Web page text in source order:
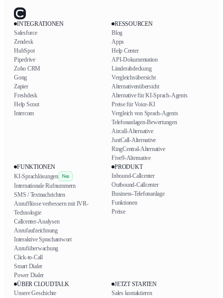
INTEGRATIONEN
Salesforce
Zendesk
HubSpot
Pipedrive
Zoho CRM
Gong
Zapier
Freshdesk
Help Scout
Intercom
RESSOURCEN
Blog
Apps
Help Center
API-Dokumentation
Länderabdeckung
Vergleichsübersicht
Alternativenübersicht
Alternative für KI-Sprach-Agents
Preise für Voice-KI
Vergleich von Sprach-Agents
Telefonanlagen-Bewertungen
Aircall-Alternative
JustCall-Alternative
RingCentral-Alternative
Five9-Alternative
FUNKTIONEN
KI-Sprachlösungen
Neu
Internationale Rufnummern
SMS / Textnachrichten
Anrufflüsse verbessern mit IVR-
Technologie
Callcenter-Analysen
Anrufaufzeichnung
Interaktive Sprachantwort
Anrufüberwachung
Click-to-Call
Smart Dialer
Power Dialer
PRODUKT
Inbound-Callcenter
Outbound-Callcenter
Business-Telefonanlage
Funktionen
Preise
ÜBER CLOUDTALK
Unsere Geschichte
JETZT STARTEN
Sales kontaktieren